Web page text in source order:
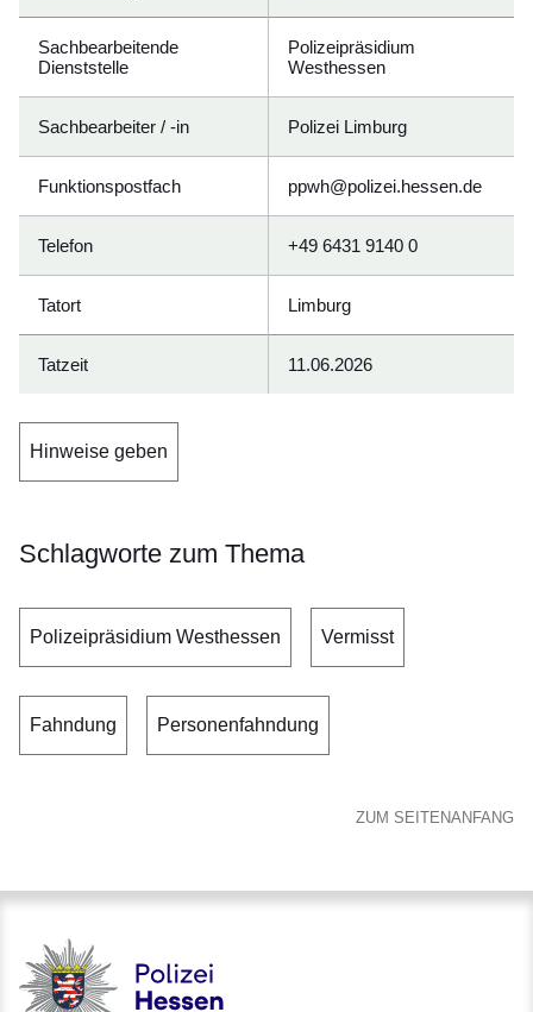
Sachbearbeitende
Dienststelle
Polizeipräsidium
Westhessen
Sachbearbeiter / -in Polizei Limburg
Funktionspostfach ppwh@polizei.hessen.de
Telefon +49 6431 9140 0
Tatort Limburg
Tatzeit 11.06.2026
Hinweise geben
Schlagworte zum Thema
Polizeipräsidium Westhessen Vermisst
Fahndung Personenfahndung
ZUM SEITENANFANG